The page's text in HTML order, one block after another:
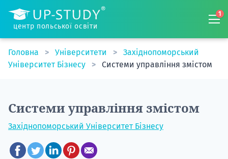
центр польської освіти
1
Головна Університети
Західнопоморський
Університет Бізнесу
Системи управління змістом
Системи управління змістом
Західнопоморський Університет Бізнесу